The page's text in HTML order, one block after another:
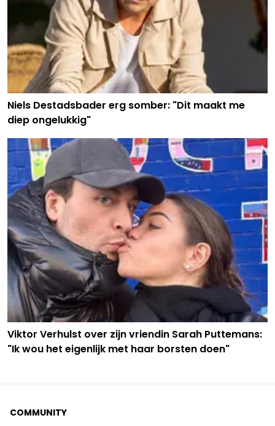
Niels Destadsbader erg somber: "Dit maakt me
diep ongelukkig"
Viktor Verhulst over zijn vriendin Sarah Puttemans:
"Ik wou het eigenlijk met haar borsten doen"
COMMUNITY